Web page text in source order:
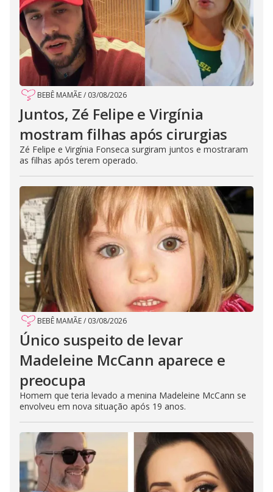
BEBÊ MAMÃE/ 03/08/2026
Juntos, Zé Felipe e Virgínia
mostram filhas após cirurgias
Zé Felipe e Virgínia Fonseca surgiram juntos e mostraram
as filhas após terem operado.
BEBÊ MAMÃE/ 03/08/2026
Único suspeito de levar
Madeleine McCann aparece e
preocupa
Homem que teria levado a menina Madeleine McCann se
envolveu em nova situação após 19 anos.